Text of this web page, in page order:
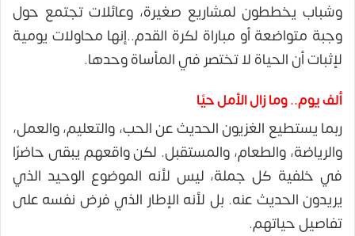
وشباب يخططون لمشاريع صغيرة، وعائلات تجتمع حول
وجبة متواضعة أو مباراة لكرة القدم..إنها محاولات يومية
لإثبات أن الحياة لا تختصر في المأساة وحدها.
ألف يوم.. وما زال الأمل حيًا
ربما يستطيع الغزيون الحديث عن الحب، والتعليم، والعمل،
والرياضة، والطعام، والمستقبل. لكن واقعهم يبقى حاضرًا
في خلفية كل جملة، ليس لأنه الموضوع الوحيد الذي
يريدون الحديث عنه. بل لأنه الإطار الذي فرض نفسه على
تفاصيل حياتهم.